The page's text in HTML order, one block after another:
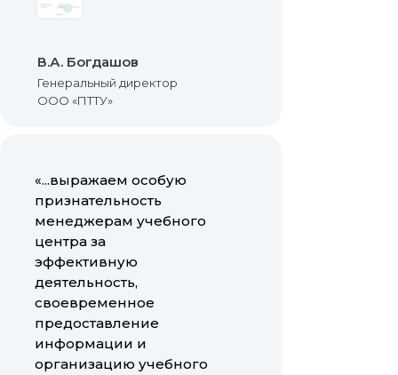
В.А. Богдашов
Генеральный директор
ООО «ПТТУ»
«...выражаем особую
признательность
менеджерам учебного
центра за
эффективную
деятельность,
своевременное
предоставление
информации и
организацию учебного